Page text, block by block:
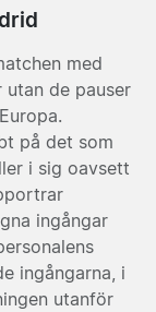
med
de pauser
på det som
i sig oavsett
ingångar
ingångarna, i
utanför